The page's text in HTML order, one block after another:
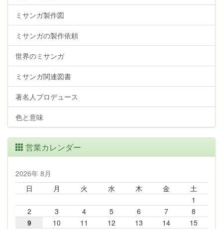
ミサンガ製作図
ミサンガの製作依頼
世界のミサンガ
ミサンガ関連図書
著名人プロデュース
色と意味
営業カレンダー
2026年 8月
日
月 火 水 木 金
土
1
2
3 4 5 6 7
8
9
10 11 12 13 14 15